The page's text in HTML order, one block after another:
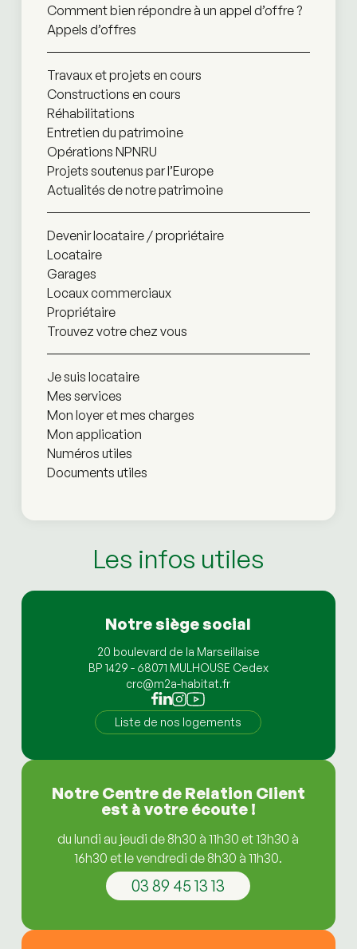
Comment bien répondre à un appel d’offre ?
Appels d’offres
Travaux et projets en cours
Constructions en cours
Réhabilitations
Entretien du patrimoine
Opérations NPNRU
Projets soutenus par l’Europe
Actualités de notre patrimoine
Devenir locataire / propriétaire
Locataire
Garages
Locaux commerciaux
Propriétaire
Trouvez votre chez vous
Je suis locataire
Mes services
Mon loyer et mes charges
Mon application
Numéros utiles
Documents utiles
Les infos utiles
Notre siège social
20 boulevard de la Marseillaise
BP 1429 - 68071 MULHOUSE Cedex
crc@m2a-habitat.fr
Liste de nos logements
Notre Centre de Relation Client
est à votre écoute !
du lundi au jeudi de 8h30 à 11h30 et 13h30 à
16h30 et le vendredi de 8h30 à 11h30.
03 89 45 13 13